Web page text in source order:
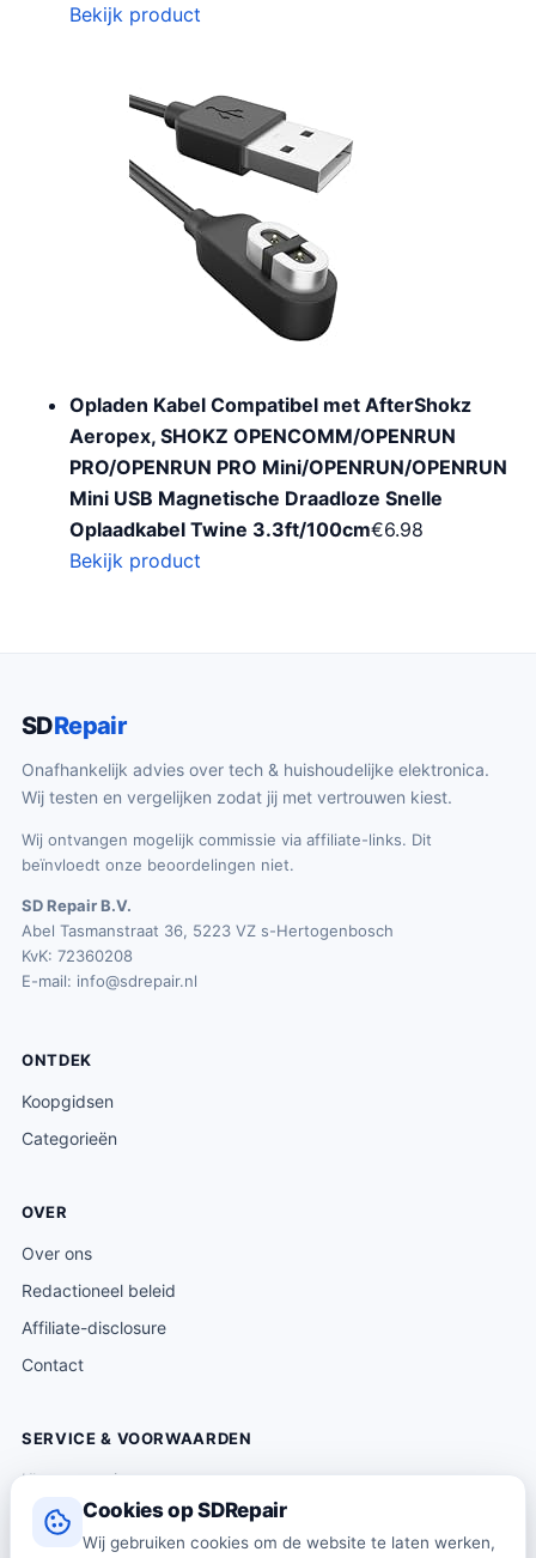
Cookies op SDRepair
Wij gebruiken cookies om de website te laten werken,
Bekijk product
Opladen Kabel Compatibel met AfterShokz
Aeropex, SHOKZ OPENCOMM/OPENRUN
PRO/OPENRUN PRO Mini/OPENRUN/OPENRUN
Mini USB Magnetische Draadloze Snelle
Oplaadkabel Twine 3.3ft/100cm€6.98
Bekijk product
SDRepair
Onafhankelijk advies over tech & huishoudelijke elektronica.
Wij testen en vergelijken zodat jij met vertrouwen kiest.
Wij ontvangen mogelijk commissie via affiliate-links. Dit
beïnvloedt onze beoordelingen niet.
SD Repair B.V.
Abel Tasmanstraat 36, 5223 VZ s-Hertogenbosch
KvK: 72360208
E-mail: info@sdrepair.nl
ONTDEK
Koopgidsen
Categorieën
OVER
Over ons
Redactioneel beleid
Affiliate-disclosure
Contact
SERVICE & VOORWAARDEN
Klantenservice
Verzending & levering
Retourneren